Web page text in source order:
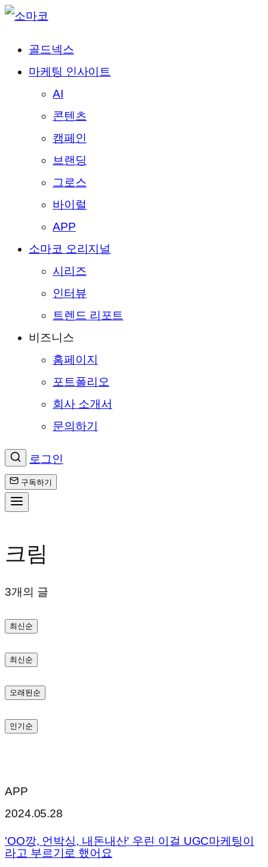
골드넥스
마케팅 인사이트
AI
콘텐츠
캠페인
브랜딩
그로스
바이럴
APP
소마코 오리지널
시리즈
인터뷰
트렌드 리포트
비즈니스
홈페이지
포트폴리오
회사 소개서
문의하기
로그인
구독하기
텐
로
로
가
크림
3개의 글
최신순
최신순
오래된순
인기순
APP
2024.05.28
'OO깡, 언박싱, 내돈내산' 우린 이걸 UGC마케팅이
라고 부르기로 했어요